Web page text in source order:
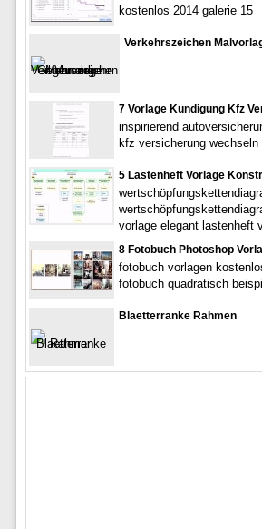
kostenlos 2014 galerie 15
Verkehrszeichen
7 Vorlage Kundigung Kfz
inspirierend
kfz versicherung
5 Lastenheft Vorlage
vorlage elegant lastenheft
8 Fotobuch Photoshop
fotobuch vorlagen
fotobuch quadratisch
Blaetterranke Rahmen